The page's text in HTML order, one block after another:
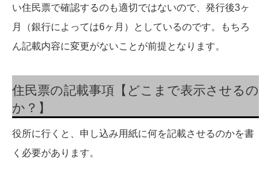
い住民票で確認するのも適切ではないので、発行後3ヶ
月（銀行によっては6ヶ月）としているのです。もちろ
ん記載内容に変更がないことが前提となります。
住民票の記載事項【どこまで表示させるの
か？】
役所に行くと、申し込み用紙に何を記載させるのかを書
く必要があります。